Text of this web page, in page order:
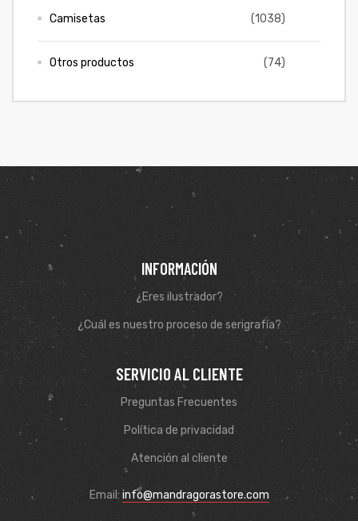
Camisetas (1038)
Otros productos (74)
INFORMACIÓN
¿Eres ilustrador?
¿Cuál es nuestro proceso de serigrafía?
SERVICIO AL CLIENTE
Preguntas Frecuentes
Política de privacidad
Atención al cliente
Email: info@mandragorastore.com
Store